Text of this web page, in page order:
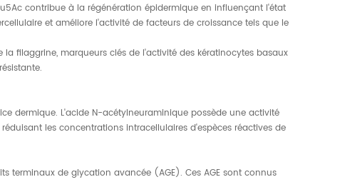
contribue à la régénération épidermique en influençant l'état
et améliore l'activité de facteurs de croissance tels que le
filaggrine, marqueurs clés de l'activité des kératinocytes basaux
dermique. L'acide N-acétylneuraminique possède une activité
les concentrations intracellulaires d'espèces réactives de
terminaux de glycation avancée (AGE). Ces AGE sont connus